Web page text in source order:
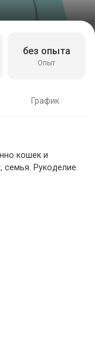
Опыт
без опыта
График
кошек и
семья. Рукоделие.